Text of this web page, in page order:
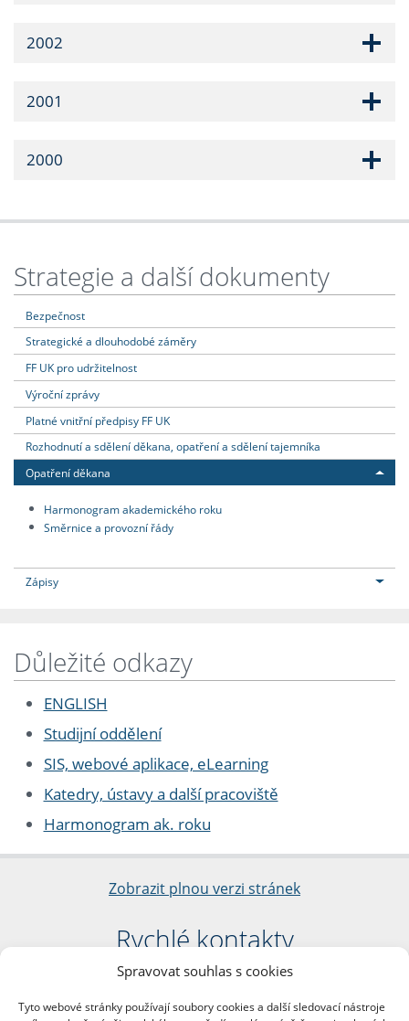
Spravovat souhlas s cookies
Tyto webové stránky používají soubory cookies a další sledovací nástroje
2002
2001
2000
Strategie a další dokumenty
Bezpečnost
Strategické a dlouhodobé záměry
FF UK pro udržitelnost
Výroční zprávy
Platné vnitřní předpisy FF UK
Rozhodnutí a sdělení děkana, opatření a sdělení tajemníka
Opatření děkana
Harmonogram akademického roku
Směrnice a provozní řády
Zápisy
Důležité odkazy
ENGLISH
Studijní oddělení
SIS, webové aplikace, eLearning
Katedry, ústavy a další pracoviště
Harmonogram ak. roku
Zobrazit plnou verzi stránek
Rychlé kontakty
Filozofická fakulta
nám. Jana Palacha 1/2